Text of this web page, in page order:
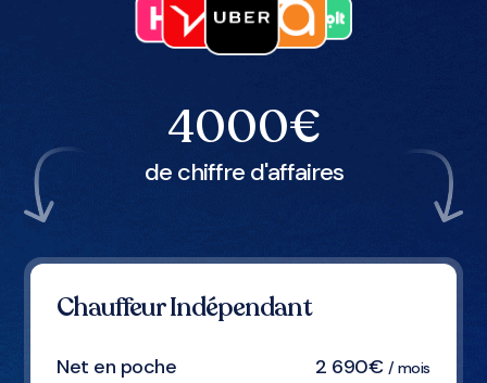
4000€
de chiffre d'affaires
Chauffeur Indépendant
Net en poche 2 690€ / mois